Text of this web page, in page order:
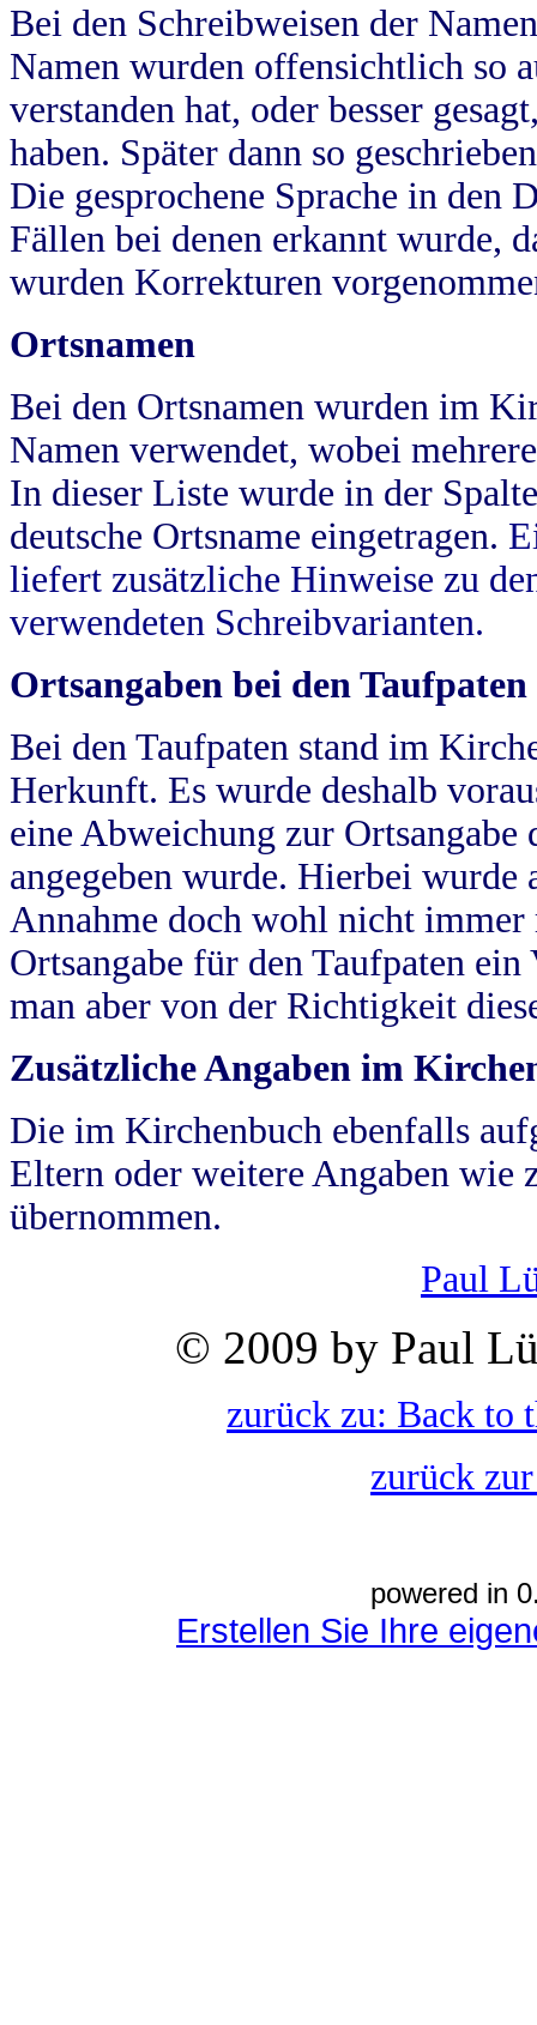
Bei den Schreibweisen der
Namen wurden offensichtlich so
verstanden hat, oder besser
haben. Später dann so
Die gesprochene Sprache in
Fällen bei denen erkannt wurde,
wurden Korrekturen
Ortsnamen
Bei den Ortsnamen wurden im
Namen verwendet, wobei
In dieser Liste wurde in der
deutsche Ortsname eingetragen.
liefert zusätzliche Hinweise zu
verwendeten Schreibvarianten.
Ortsangaben bei den Taufpaten
Bei den Taufpaten stand im
Herkunft. Es wurde deshalb
eine Abweichung zur
angegeben wurde. Hierbei wurde
Annahme doch wohl nicht
Ortsangabe für den Taufpaten
man aber von der Richtigkeit
Zusätzliche Angaben im
Die im Kirchenbuch ebenfalls
Eltern oder weitere Angaben wie
übernommen.
Paul
© 2009 by Paul
zurück zu: Back to
zurück
powered in
Erstellen Sie Ihre